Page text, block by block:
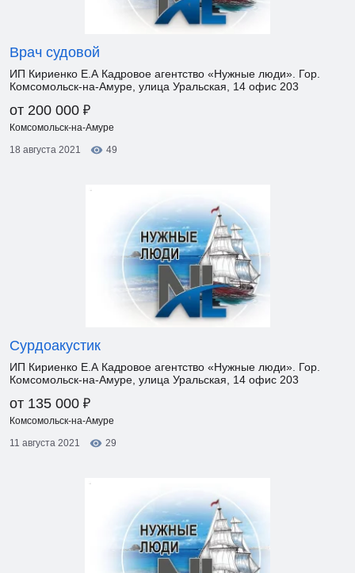
Врач судовой
ИП Кириенко Е.А Кадровое агентство «Нужные люди». Гор.
Комсомольск-на-Амуре, улица Уральская, 14 офис 203
от 200 000 ₽
Комсомольск-на-Амуре
18 августа 2021
49
Сурдоакустик
ИП Кириенко Е.А Кадровое агентство «Нужные люди». Гор.
Комсомольск-на-Амуре, улица Уральская, 14 офис 203
от 135 000 ₽
Комсомольск-на-Амуре
11 августа 2021
29